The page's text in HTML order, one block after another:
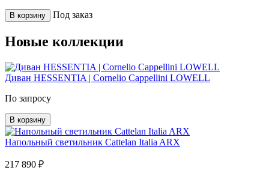
В корзину Под заказ
Новые коллекции
Диван HESSENTIA | Cornelio Cappellini LOWELL
По запросу
В корзину
Напольный светильник Cattelan Italia ARX
217 890 ₽